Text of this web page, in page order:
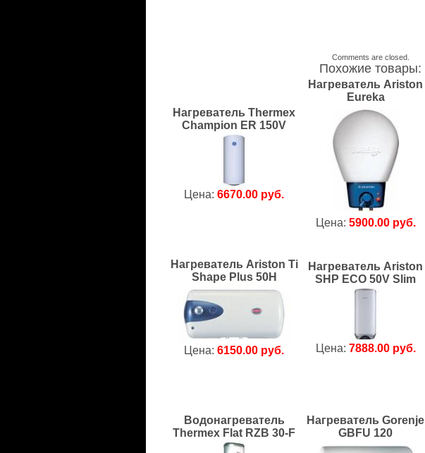
Comments are closed.
Похожие товары:
Нагреватель Thermex
Champion ER 150V
Цена: 6670.00 руб.
Нагреватель Ariston
Eureka
Цена: 5900.00 руб.
Нагреватель Ariston Ti
Shape Plus 50H
Цена: 6150.00 руб.
Нагреватель Ariston
SHP ECO 50V Slim
Цена: 7888.00 руб.
Водонагреватель
Thermex Flat RZB 30-F
Нагреватель Gorenje
GBFU 120